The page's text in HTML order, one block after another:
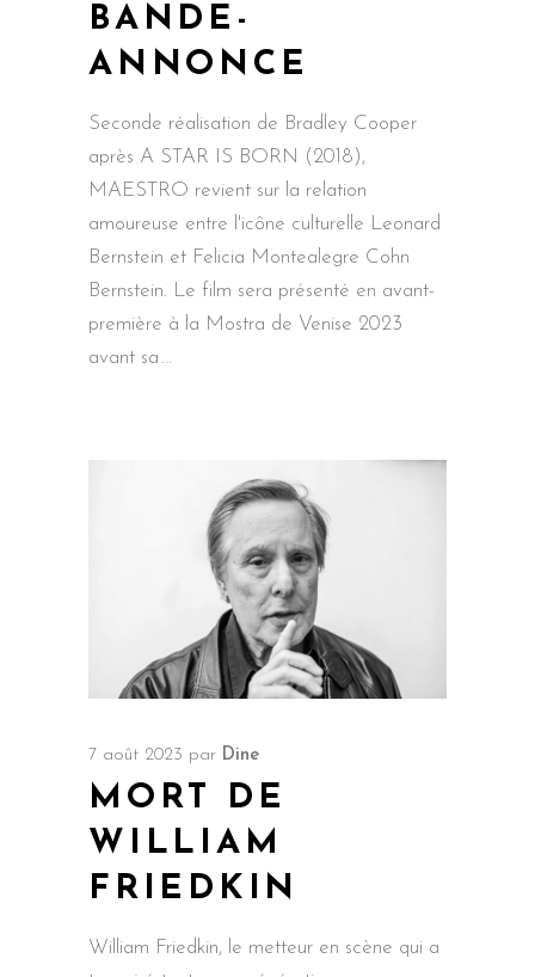
BANDE-
ANNONCE
Seconde réalisation de Bradley Cooper
après A STAR IS BORN (2018),
MAESTRO revient sur la relation
amoureuse entre l'icône culturelle Leonard
Bernstein et Felicia Montealegre Cohn
Bernstein. Le film sera présenté en avant-
première à la Mostra de Venise 2023
avant sa
7 août 2023 par Dine
MORT DE
WILLIAM
FRIEDKIN
William Friedkin, le metteur en scène qui a